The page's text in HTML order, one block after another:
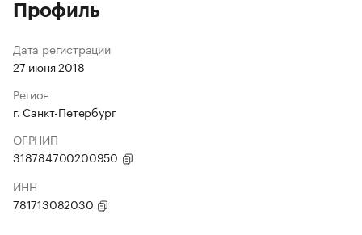
Профиль
Дата регистрации
27 июня 2018
Регион
г. Санкт-Петербург
ОГРНИП
318784700200950
ИНН
781713082030